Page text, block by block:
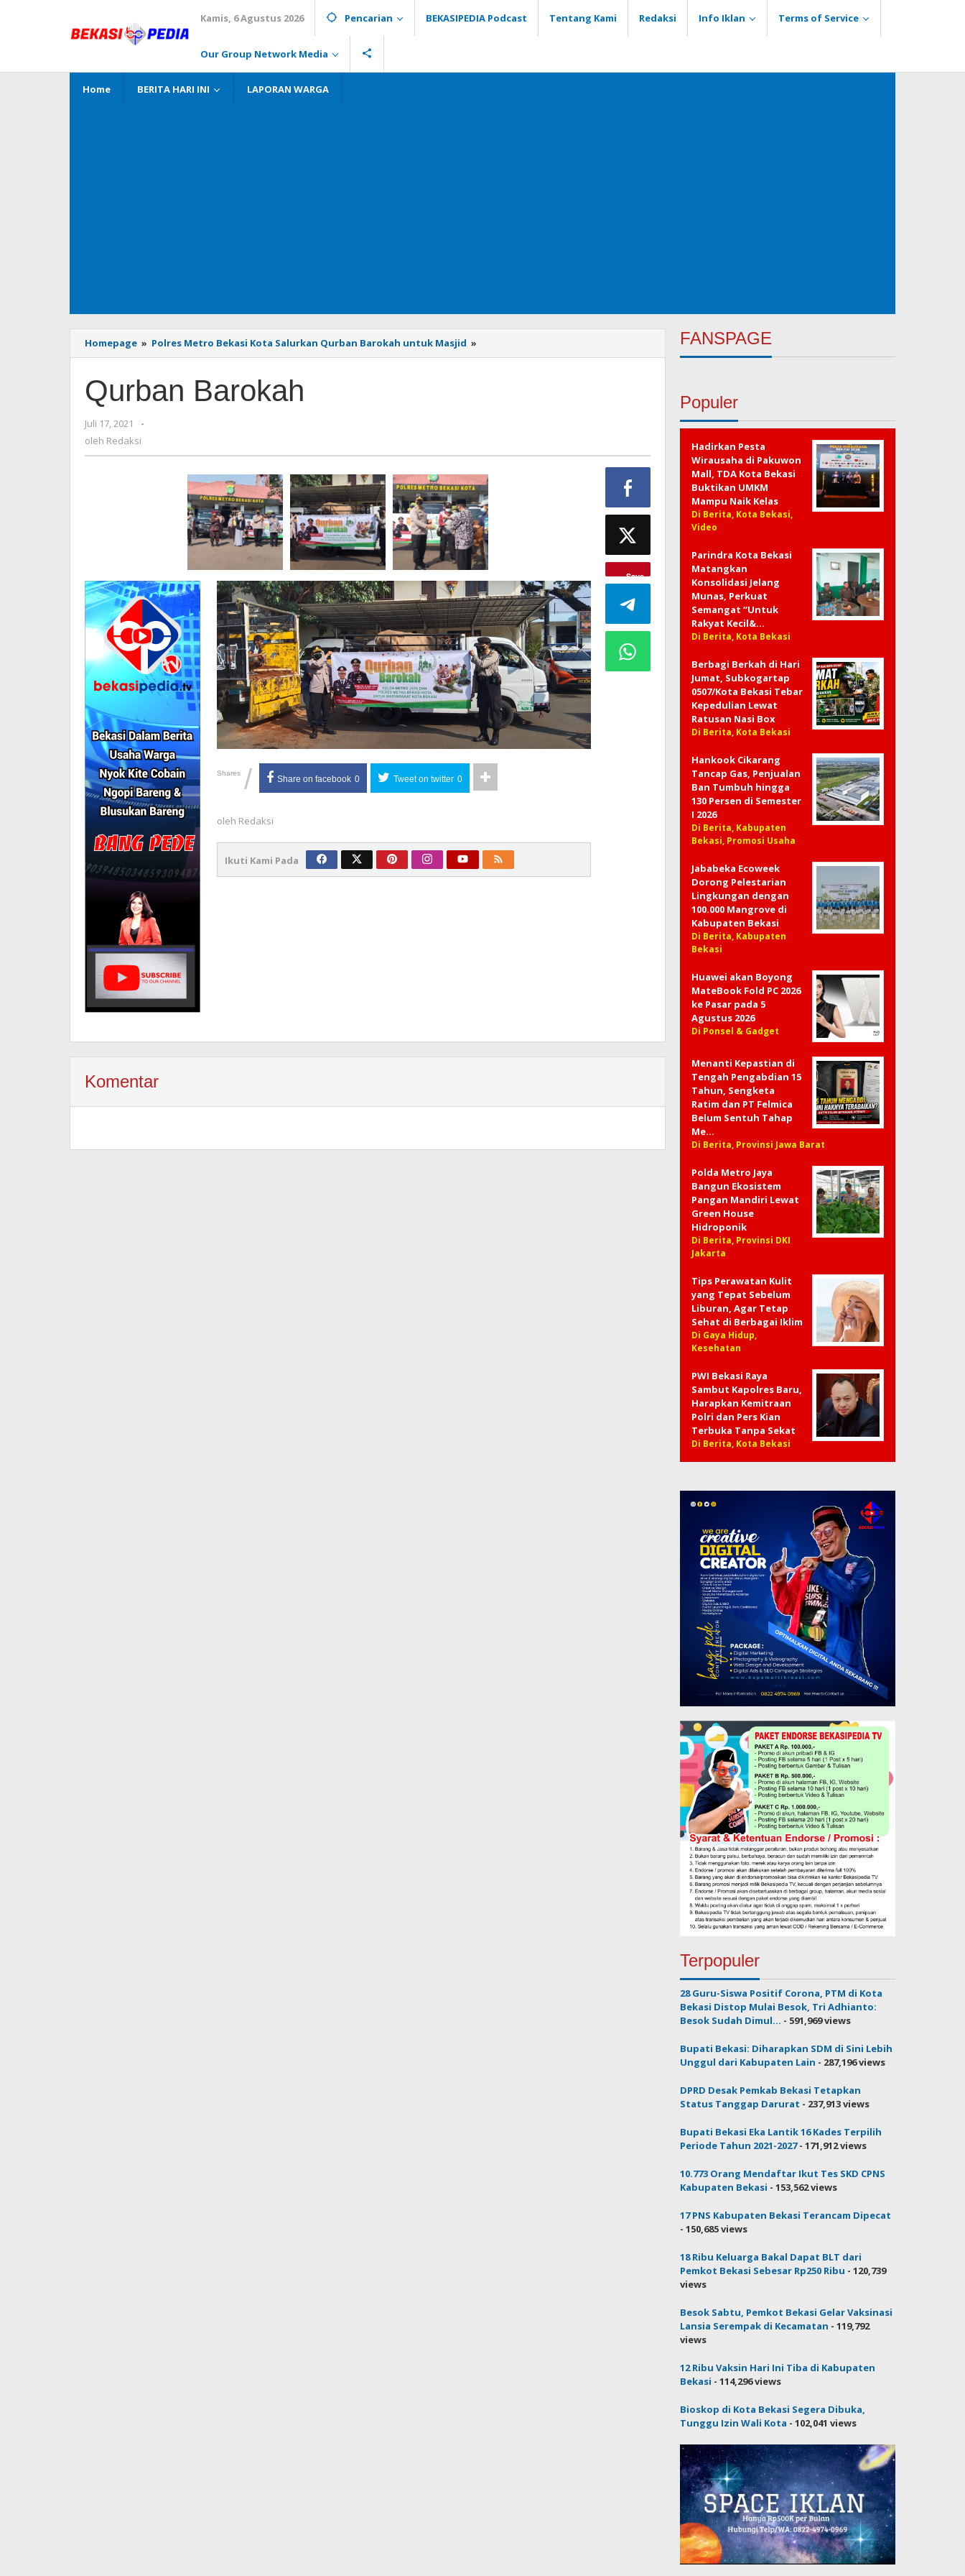
Kamis, 6 Agustus 2026 Pencarian BEKASIPEDIA Podcast Tentang Kami Redaksi Info Iklan Terms of Service
Our Group Network Media
Home BERITA HARI INI LAPORAN WARGA
Homepage » Polres Metro Bekasi Kota Salurkan Qurban Barokah untuk Masjid »
Barokah
Qurban Barokah
Juli 17, 2021
oleh
-
oleh Redaksi
Shares / Share on facebook 0 Tweet on twitter 0
oleh Redaksi
Ikuti Kami Pada
Save
Komentar
FANSPAGE
Populer
Hadirkan Pesta
Wirausaha di Pakuwon
Mall, TDA Kota Bekasi
Buktikan UMKM
Mampu Naik Kelas
Di Berita, Kota Bekasi,
Video
Parindra Kota Bekasi
Matangkan
Konsolidasi Jelang
Munas, Perkuat
Semangat “Untuk
Rakyat Kecil&…
Di Berita, Kota Bekasi
Berbagi Berkah di Hari
Jumat, Subkogartap
0507/Kota Bekasi Tebar
Kepedulian Lewat
Ratusan Nasi Box
Di Berita, Kota Bekasi
Hankook Cikarang
Tancap Gas, Penjualan
Ban Tumbuh hingga
130 Persen di Semester
I 2026
Di Berita, Kabupaten
Bekasi, Promosi Usaha
Jababeka Ecoweek
Dorong Pelestarian
Lingkungan dengan
100.000 Mangrove di
Kabupaten Bekasi
Di Berita, Kabupaten
Bekasi
Huawei akan Boyong
MateBook Fold PC 2026
ke Pasar pada 5
Agustus 2026
Di Ponsel & Gadget
Menanti Kepastian di
Tengah Pengabdian 15
Tahun, Sengketa
Ratim dan PT Felmica
Belum Sentuh Tahap
Me…
Di Berita, Provinsi Jawa Barat
Polda Metro Jaya
Bangun Ekosistem
Pangan Mandiri Lewat
Green House
Hidroponik
Di Berita, Provinsi DKI
Jakarta
Tips Perawatan Kulit
yang Tepat Sebelum
Liburan, Agar Tetap
Sehat di Berbagai Iklim
Di Gaya Hidup,
Kesehatan
PWI Bekasi Raya
Sambut Kapolres Baru,
Harapkan Kemitraan
Polri dan Pers Kian
Terbuka Tanpa Sekat
Di Berita, Kota Bekasi
Terpopuler
28 Guru-Siswa Positif Corona, PTM di Kota
Bekasi Distop Mulai Besok, Tri Adhianto:
Besok Sudah Dimul... - 591,969 views
Bupati Bekasi: Diharapkan SDM di Sini Lebih
Unggul dari Kabupaten Lain - 287,196 views
DPRD Desak Pemkab Bekasi Tetapkan
Status Tanggap Darurat - 237,913 views
Bupati Bekasi Eka Lantik 16 Kades Terpilih
Periode Tahun 2021-2027- 171,912 views
10.773 Orang Mendaftar Ikut Tes SKD CPNS
Kabupaten Bekasi - 153,562 views
17 PNS Kabupaten Bekasi Terancam Dipecat
- 150,685 views
18 Ribu Keluarga Bakal Dapat BLT dari
Pemkot Bekasi Sebesar Rp250 Ribu - 120,739
views
Besok Sabtu, Pemkot Bekasi Gelar Vaksinasi
Lansia Serempak di Kecamatan - 119,792
views
12 Ribu Vaksin Hari Ini Tiba di Kabupaten
Bekasi - 114,296 views
Bioskop di Kota Bekasi Segera Dibuka,
Tunggu Izin Wali Kota - 102,041 views